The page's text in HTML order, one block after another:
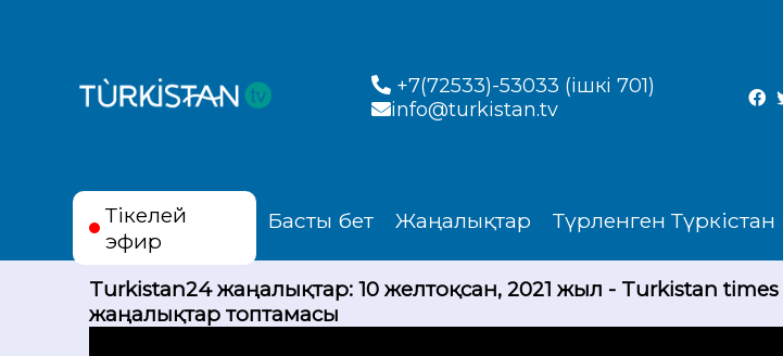
+7(72533)-53033 (ішкі 701)
info@turkistan.tv
Тікелей
эфир
Басты бет Жаңалықтар Түрленген Түркістан
Turkistan24 жаңалықтар: 10 желтоқсан, 2021 жыл - Turkistan times
жаңалықтар топтамасы